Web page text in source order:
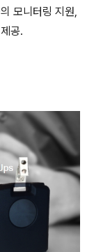
모니터링 지원,
공.